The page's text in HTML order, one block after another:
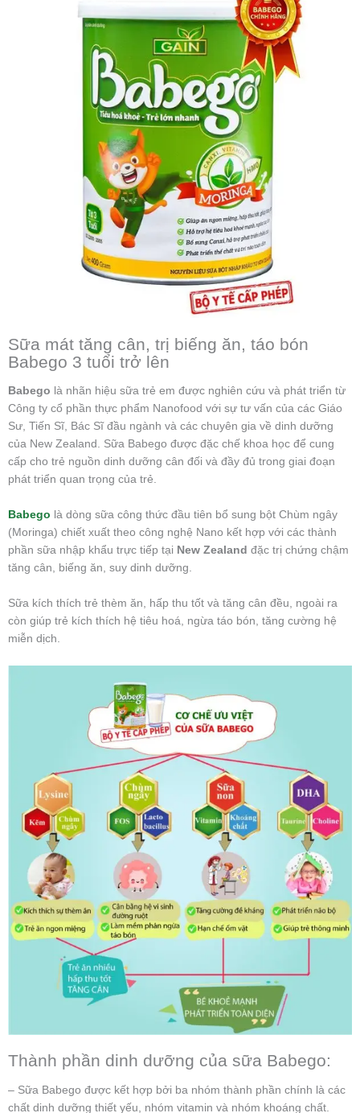
Sữa mát tăng cân, trị biếng ăn, táo bón
Babego 3 tuổi trở lên
Babego là nhãn hiệu sữa trẻ em được nghiên cứu và phát triển từ
Công ty cổ phần thực phẩm Nanofood với sự tư vấn của các Giáo
Sư, Tiến Sĩ, Bác Sĩ đầu ngành và các chuyên gia về dinh dưỡng
của New Zealand. Sữa Babego được đặc chế khoa học để cung
cấp cho trẻ nguồn dinh dưỡng cân đối và đầy đủ trong giai đoạn
phát triển quan trọng của trẻ.
Babego là dòng sữa công thức đầu tiên bổ sung bột Chùm ngây
(Moringa) chiết xuất theo công nghệ Nano kết hợp với các thành
phần sữa nhập khẩu trực tiếp tại New Zealand đặc trị chứng chậm
tăng cân, biếng ăn, suy dinh dưỡng.
Sữa kích thích trẻ thèm ăn, hấp thu tốt và tăng cân đều, ngoài ra
còn giúp trẻ kích thích hệ tiêu hoá, ngừa táo bón, tăng cường hệ
miễn dịch.
Thành phần dinh dưỡng của sữa Babego:
– Sữa Babego được kết hợp bởi ba nhóm thành phần chính là các
chất dinh dưỡng thiết yếu, nhóm vitamin và nhóm khoáng chất.